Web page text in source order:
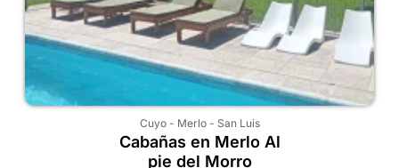
Cuyo- Merlo- San Luis
Cabañas en Merlo Al
pie del Morro